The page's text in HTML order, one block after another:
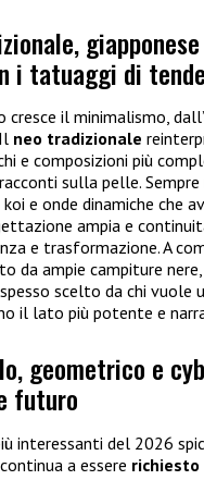
i tatuaggi di
cresce il minimalismo,
neo tradizionale
e composizioni più
sulla pelle.
koi e onde dinamiche che
ampia e
e trasformazione. A
da ampie campiture
scelto da chi
il lato più potente e
geometrico e
futuro
interessanti del 2026
a essere